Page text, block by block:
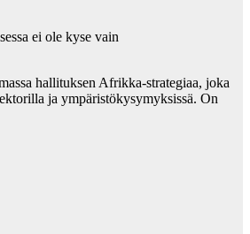
ei ole kyse vain
hallituksen Afrikka-strategiaa, joka
ja ympäristökysymyksissä. On